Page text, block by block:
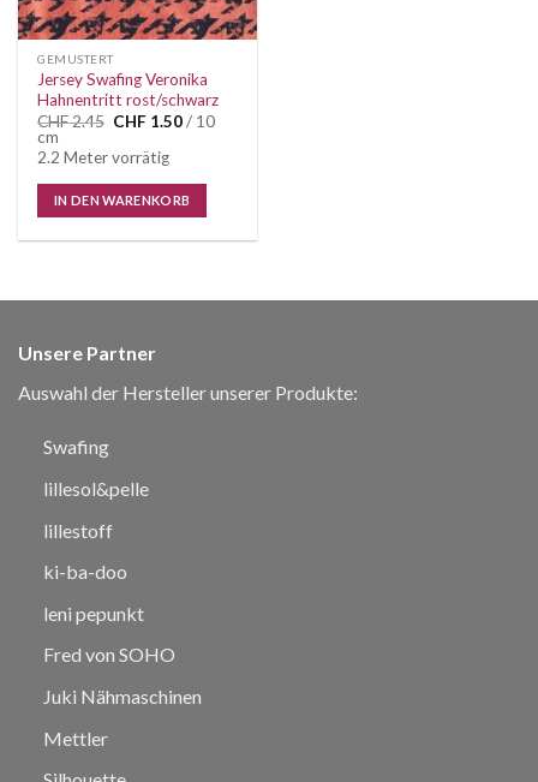
GEMUSTERT
Jersey Swafing Veronika
Hahnentritt rost/schwarz
CHF2.45 Ursprünglicher
war:
CHF 2.45
CHF 1.50Aktueller
/ 10
cm
2.2 Meter vorrätig
IN DEN WARENKORB
Unsere Partner
Auswahl der Hersteller unserer Produkte:
Swafing
lillesol&pelle
lillestoff
ki-ba-doo
leni pepunkt
Fred von SOHO
Juki Nähmaschinen
Mettler